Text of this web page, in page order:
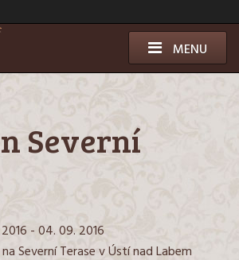
MENU
Severní
- 04. 09. 2016
Severní Terase v Ústí nad Labem